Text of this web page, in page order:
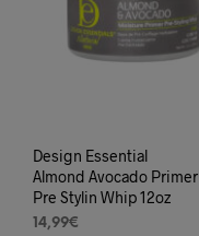
Design Essential
Almond Avocado Primer
Pre Stylin Whip 12oz
14,99€